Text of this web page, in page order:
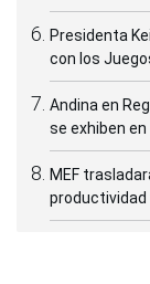
Presidenta
con los
Andina en
se exhiben
MEF